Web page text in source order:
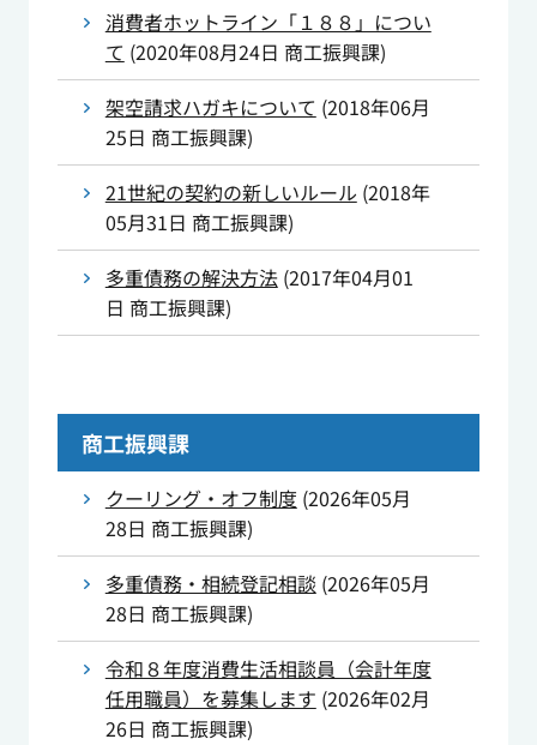
消費者ホットライン「１８８」につい
て (2020年08月24日 商工振興課)
架空請求ハガキについて (2018年06月
25日 商工振興課)
21世紀の契約の新しいルール (2018年
05月31日 商工振興課)
多重債務の解決方法(2017年04月01
日 商工振興課)
商工振興課
クーリング・オフ制度 (2026年05月
28日 商工振興課)
多重債務・相続登記相談 (2026年05月
28日 商工振興課)
令和８年度消費生活相談員（会計年度
任用職員）を募集します (2026年02月
26日 商工振興課)